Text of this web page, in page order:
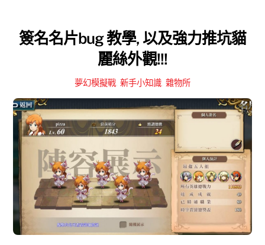
簽名名片bug 教學, 以及強力推坑貓
麗絲外觀!!!
夢幻模擬戰 新手小知識 雜物所